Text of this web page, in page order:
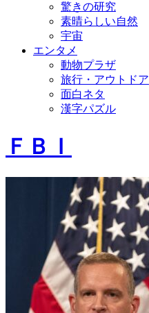
驚きの研究
素晴らしい自然
宇宙
エンタメ
動物プラザ
旅行・アウトドア
面白ネタ
漢字パズル
ＦＢＩ